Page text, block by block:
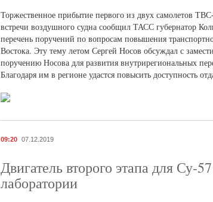
Торжественное прибытие первого из двух самолетов
встречи воздушного судна сообщил ТАСС губернатор
перечень поручений по вопросам повышения
Востока. Эту тему летом Сергей Носов обсуждал с
поручению Носова для развития внутрирегиональных
Благодаря им в регионе удастся повысить доступность
09:20 07.12.2019
Двигатель второго этапа для
лаборатории